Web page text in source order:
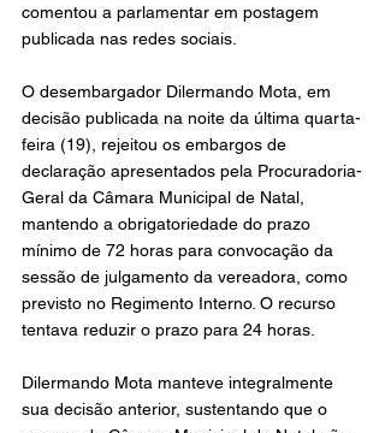
comentou a parlamentar em postagem
publicada nas redes sociais.
O desembargador Dilermando Mota, em
decisão publicada na noite da última quarta-
feira (19), rejeitou os embargos de
declaração apresentados pela Procuradoria-
Geral da Câmara Municipal de Natal,
mantendo a obrigatoriedade do prazo
mínimo de 72 horas para convocação da
sessão de julgamento da vereadora, como
previsto no Regimento Interno. O recurso
tentava reduzir o prazo para 24 horas.
Dilermando Mota manteve integralmente
sua decisão anterior, sustentando que o